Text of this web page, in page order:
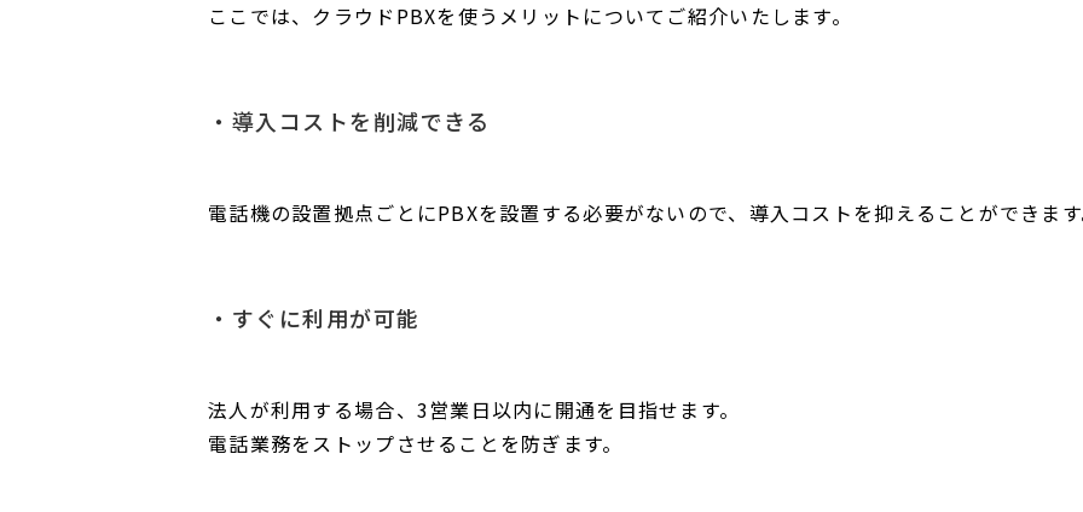
ここでは、クラウドPBXを使うメリットについてご紹介いたします。
導入コストを削減できる
電話機の設置拠点ごとにPBXを設置する必要がないので、導入コストを抑えることができま
すぐに利用が可能
法人が利用する場合、3営業日以内に開通を目指せます。
電話業務をストップさせることを防ぎます。